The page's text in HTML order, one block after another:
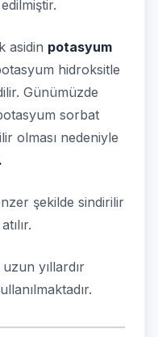
asidin potasyum
hidroksitle
Günümüzde
sorbat
olması nedeniyle
şekilde sindirilir
yıllardır